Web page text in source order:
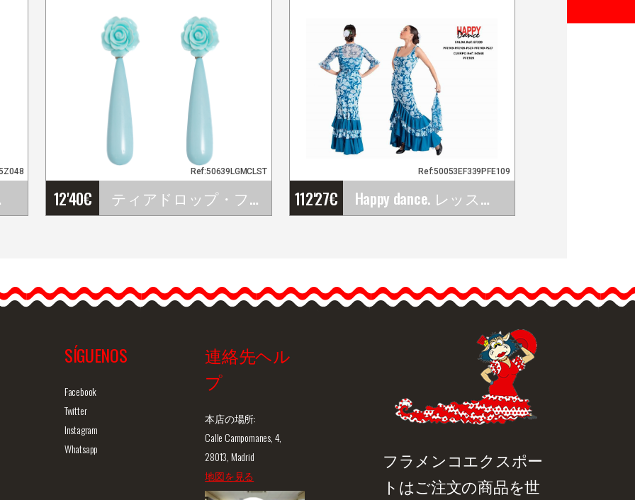
12'40€ ティアドロップ・フラメンコ・ピアス(ライトブルー)
Ref:50639LGMCLST
クイックビュー
112'27€ Happy dance. レッスン＆発表会フラメンコスカ－ト. Ref.&hellip;
Ref:50053EF339PFE109
ト. Ref.
EF339PFE109PFE109PS27PFE109PS27
履き心地がいい上、オシ
クイックビュー
SÍGUENOS
Facebook
Twitter
Instagram
Whatsapp
連絡先ヘル
プ
本店の場所:
Calle Campomanes, 4,
28013, Madrid
地図を見る
フラメンコエクスポー
トはご注文の商品を世